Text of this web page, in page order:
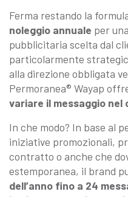
Ferma restando la
noleggio annuale per
pubblicitaria scelta dal
particolarmente
alla direzione obbligata
Permoranea® Wayap
variare il messaggio nel
In che modo? In base al
iniziative promozionali,
contratto o anche che
estemporanea, il brand
dell’anno fino a 24